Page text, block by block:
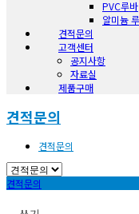
PVC루바
알미늄
견적문의
고객센터
공지사항
자료실
제품구매
견적문의
견적문의
견적문의